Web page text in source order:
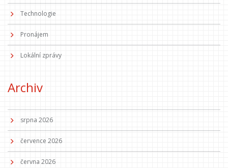
Technologie
Pronájem
Lokální zprávy
Archiv
srpna 2026
července 2026
června 2026